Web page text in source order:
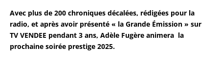
Avec plus de 200 chroniques décalées, rédigées pour la
radio, et après avoir présenté « la Grande Émission » sur
TV VENDEE pendant 3 ans, Adèle Fugère animera la
prochaine soirée prestige 2025.